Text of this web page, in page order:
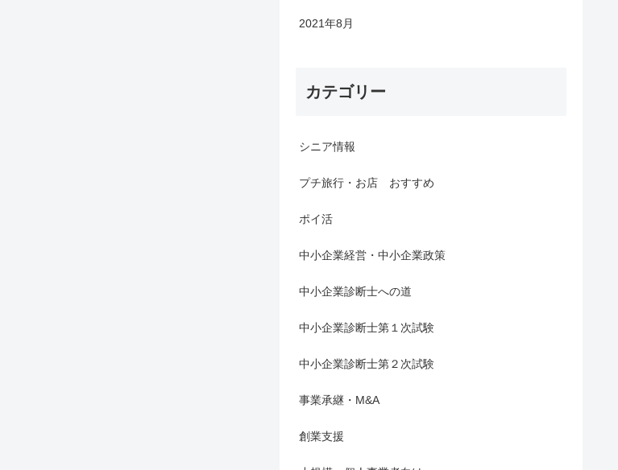
2021年8月
カテゴリー
シニア情報
プチ旅行・お店 おすすめ
ポイ活
中小企業経営・中小企業政策
中小企業診断士への道
中小企業診断士第１次試験
中小企業診断士第２次試験
事業承継・M&A
創業支援